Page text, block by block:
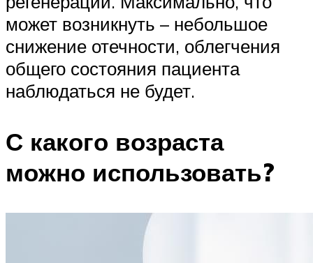
может возникнуть – небольшое
снижение отечности, облегчения
общего состояния пациента
наблюдаться не будет.
С какого возраста
можно использовать?